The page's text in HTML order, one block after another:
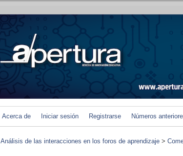
Acerca de Iniciar sesión Registrarse Números
Análisis de las interacciones en los foros de aprendizaje >